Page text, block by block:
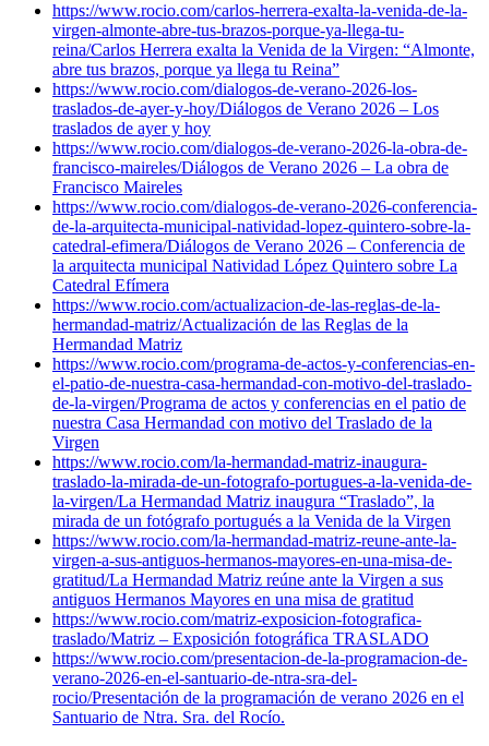
https://www.rocio.com/carlos-herrera-exalta-la-venida-de-la-
virgen-almonte-abre-tus-brazos-porque-ya-llega-tu-
reina/Carlos Herrera exalta la Venida de la Virgen: “Almonte,
abre tus brazos, porque ya llega tu Reina”
https://www.rocio.com/dialogos-de-verano-2026-los-
traslados-de-ayer-y-hoy/Diálogos de Verano 2026 – Los
traslados de ayer y hoy
https://www.rocio.com/dialogos-de-verano-2026-la-obra-de-
francisco-maireles/Diálogos de Verano 2026 – La obra de
Francisco Maireles
https://www.rocio.com/dialogos-de-verano-2026-conferencia-
de-la-arquitecta-municipal-natividad-lopez-quintero-sobre-la-
catedral-efimera/Diálogos de Verano 2026 – Conferencia de
la arquitecta municipal Natividad López Quintero sobre La
Catedral Efímera
https://www.rocio.com/actualizacion-de-las-reglas-de-la-
hermandad-matriz/Actualización de las Reglas de la
Hermandad Matriz
https://www.rocio.com/programa-de-actos-y-conferencias-en-
el-patio-de-nuestra-casa-hermandad-con-motivo-del-traslado-
de-la-virgen/Programa de actos y conferencias en el patio de
nuestra Casa Hermandad con motivo del Traslado de la
Virgen
https://www.rocio.com/la-hermandad-matriz-inaugura-
traslado-la-mirada-de-un-fotografo-portugues-a-la-venida-de-
la-virgen/La Hermandad Matriz inaugura “Traslado”, la
mirada de un fotógrafo portugués a la Venida de la Virgen
https://www.rocio.com/la-hermandad-matriz-reune-ante-la-
virgen-a-sus-antiguos-hermanos-mayores-en-una-misa-de-
gratitud/La Hermandad Matriz reúne ante la Virgen a sus
antiguos Hermanos Mayores en una misa de gratitud
https://www.rocio.com/matriz-exposicion-fotografica-
traslado/Matriz – Exposición fotográfica TRASLADO
https://www.rocio.com/presentacion-de-la-programacion-de-
verano-2026-en-el-santuario-de-ntra-sra-del-
rocio/Presentación de la programación de verano 2026 en el
Santuario de Ntra. Sra. del Rocío.